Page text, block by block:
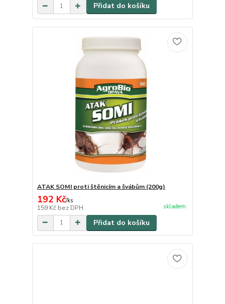
Přidat do košíku
ATAK SOMI proti štěnicím a švábům (200g)
192 Kč/ks
159 Kč bez DPH skladem
Přidat do košíku